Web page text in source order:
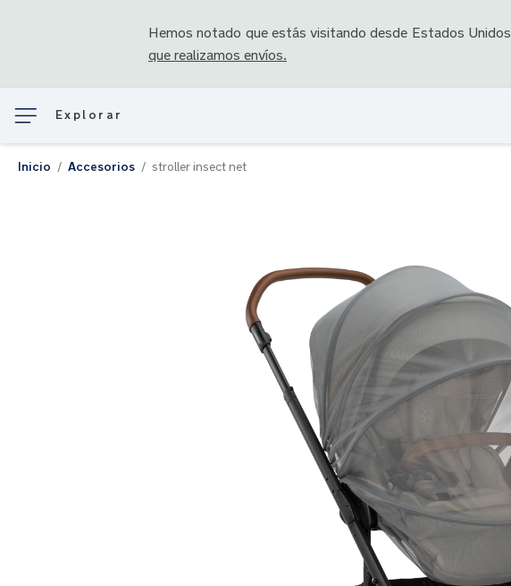
Hemos notado que estás visitando desde Estados Unidos
que realizamos envíos.
Explorar
Inicio Accesorios stroller insect net